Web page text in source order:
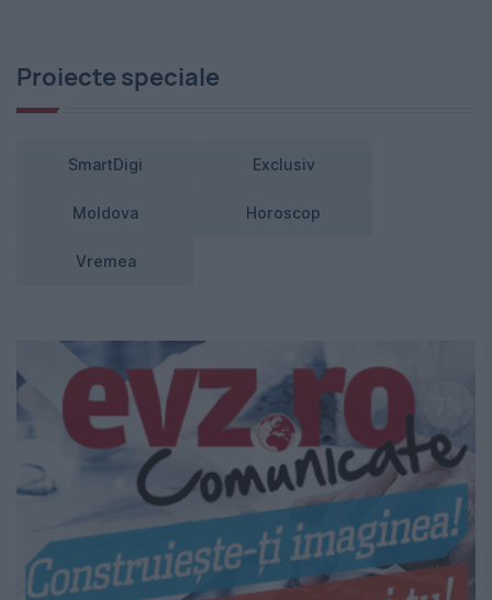
Proiecte speciale
SmartDigi Exclusiv
Moldova Horoscop
Vremea